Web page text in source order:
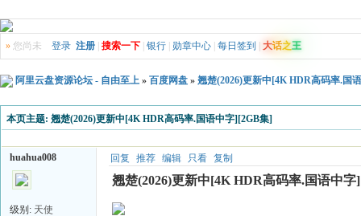
» 您尚未 登录 注册 搜索一下 银行 勋章中心 每日签到 大话之王
阿里云盘资源论坛 - 自由至上 » 百度网盘 » 翘楚(2026)更新中[4K HDR高码率.国
本页主题: 翘楚(2026)更新中[4K HDR高码率.国语中字][2GB集]
huahua008
级别: 天使
回复 推荐 编辑 只看 复制
翘楚(2026)更新中[4K HDR高码率.国语中字